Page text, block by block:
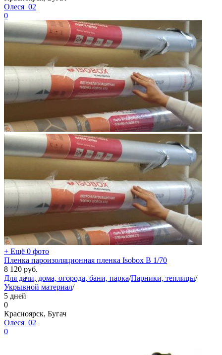
Олеся_02
0
+ Ещё 0 фото
Пленка пароизоляционная пленка Isobox В 1/70
8 120 руб.
Для дачи, дома, огорода, бани, парка/Парники, теплицы/
Укрывной материал/
5 дней
0
Красноярск, Бугач
Олеся_02
0